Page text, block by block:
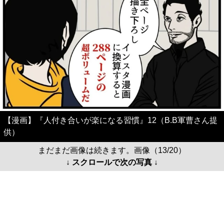
【漫画】『人付き合いが楽になる習慣』12（B.B軍曹さん提
供）
まだまだ画像は続きます。画像（13/20）
↓ スクロールで次の写真 ↓